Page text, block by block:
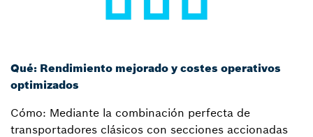
Qué: Rendimiento mejorado y costes operativos
optimizados
Cómo: Mediante la combinación perfecta de
transportadores clásicos con secciones accionadas